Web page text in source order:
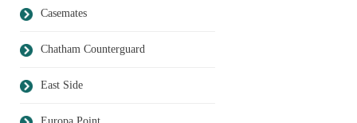
Casemates
Chatham Counterguard
East Side